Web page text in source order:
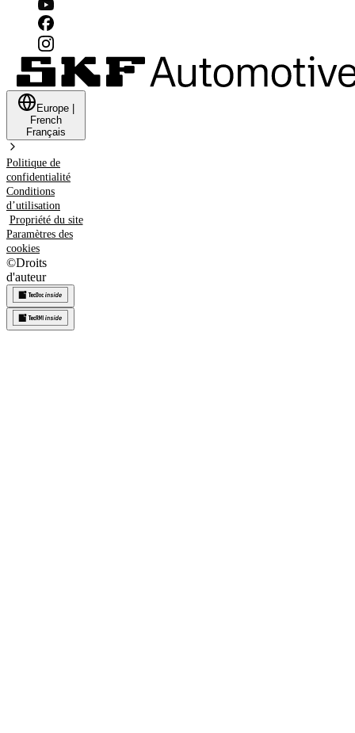
Europe
French
Français
Politique de
confidentialité
Conditions
d’utilisation
Propriété du site
Paramètres des
cookies
©Droits
d'auteur